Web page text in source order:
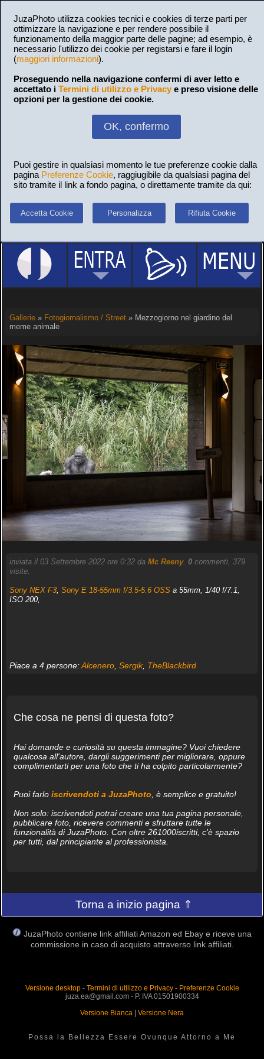
JuzaPhoto utilizza cookies tecnici e cookies di terze parti per
ottimizzare la navigazione e per rendere possibile il
funzionamento della maggior parte delle pagine; ad esempio, è
necessario l'utilizzo dei cookie per registarsi e fare il login
(maggiori informazioni).
Proseguendo nella navigazione confermi di aver letto e
accettato i Termini di utilizzo e Privacy e preso visione delle
opzioni per la gestione dei cookie.
OK, confermo
Puoi gestire in qualsiasi momento le tue preferenze cookie dalla
pagina Preferenze Cookie, raggiugibile da qualsiasi pagina del
sito tramite il link a fondo pagina, o direttamente tramite da qui:
Accetta Cookie Personalizza Rifiuta Cookie
Gallerie» Fotogiornalismo / Street» Mezzogiorno nel giardino del
meme animale
inviata il 03 Settembre 2022 ore 0:32 da Mc Reeny. 0commenti, 379
visite.
Sony NEX F3, Sony E 18-55mm f/3.5-5.6 OSSa 55mm, 1/40 f/7.1,
ISO 200,
Piace a 4 persone:Alcenero, Sergik, TheBlackbird
Che cosa ne pensi di questa foto?
Hai domande e curiosità su questa immagine? Vuoi chiedere
qualcosa all'autore, dargli suggerimenti per migliorare, oppure
complimentarti per una foto che ti ha colpito particolarmente?
Puoi farlo iscrivendoti a JuzaPhoto , è semplice e gratuito!
Non solo: iscrivendoti potrai creare una tua pagina personale,
pubblicare foto, ricevere commenti e sfruttare tutte le
funzionalità di JuzaPhoto. Con oltre 261000iscritti, c'è spazio
per tutti, dal principiante al professionista.
Torna a inizio pagina ⇑
JuzaPhoto contiene link affiliati Amazon ed Ebay e riceve una
commissione in caso di acquisto attraverso link affiliati.
Versione desktop- Termini di utilizzo e Privacy- Preferenze Cookie
juza.ea@gmail.com - P. IVA 01501900334
Versione Bianca | Versione Nera
Possa la Bellezza Essere Ovunque Attorno a Me